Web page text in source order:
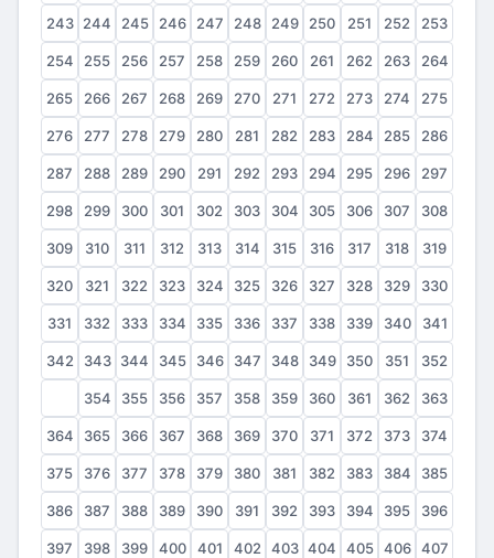
243 244 245 246 247 248 249 250 251 252 253
254 255 256 257 258 259 260 261 262 263 264
265 266 267 268 269 270 271 272 273 274 275
276 277 278 279 280 281 282 283 284 285 286
287 288 289 290 291 292 293 294 295 296 297
298 299 300 301 302 303 304 305 306 307 308
309 310 311 312 313 314 315 316 317 318 319
320 321 322 323 324 325 326 327 328 329 330
331 332 333 334 335 336 337 338 339 340 341
342 343 344 345 346 347 348 349 350 351 352
354 355 356 357 358 359 360 361 362 363
364 365 366 367 368 369 370 371 372 373 374
375 376 377 378 379 380 381 382 383 384 385
386 387 388 389 390 391 392 393 394 395 396
397 398 399 400 401 402 403 404 405 406 407